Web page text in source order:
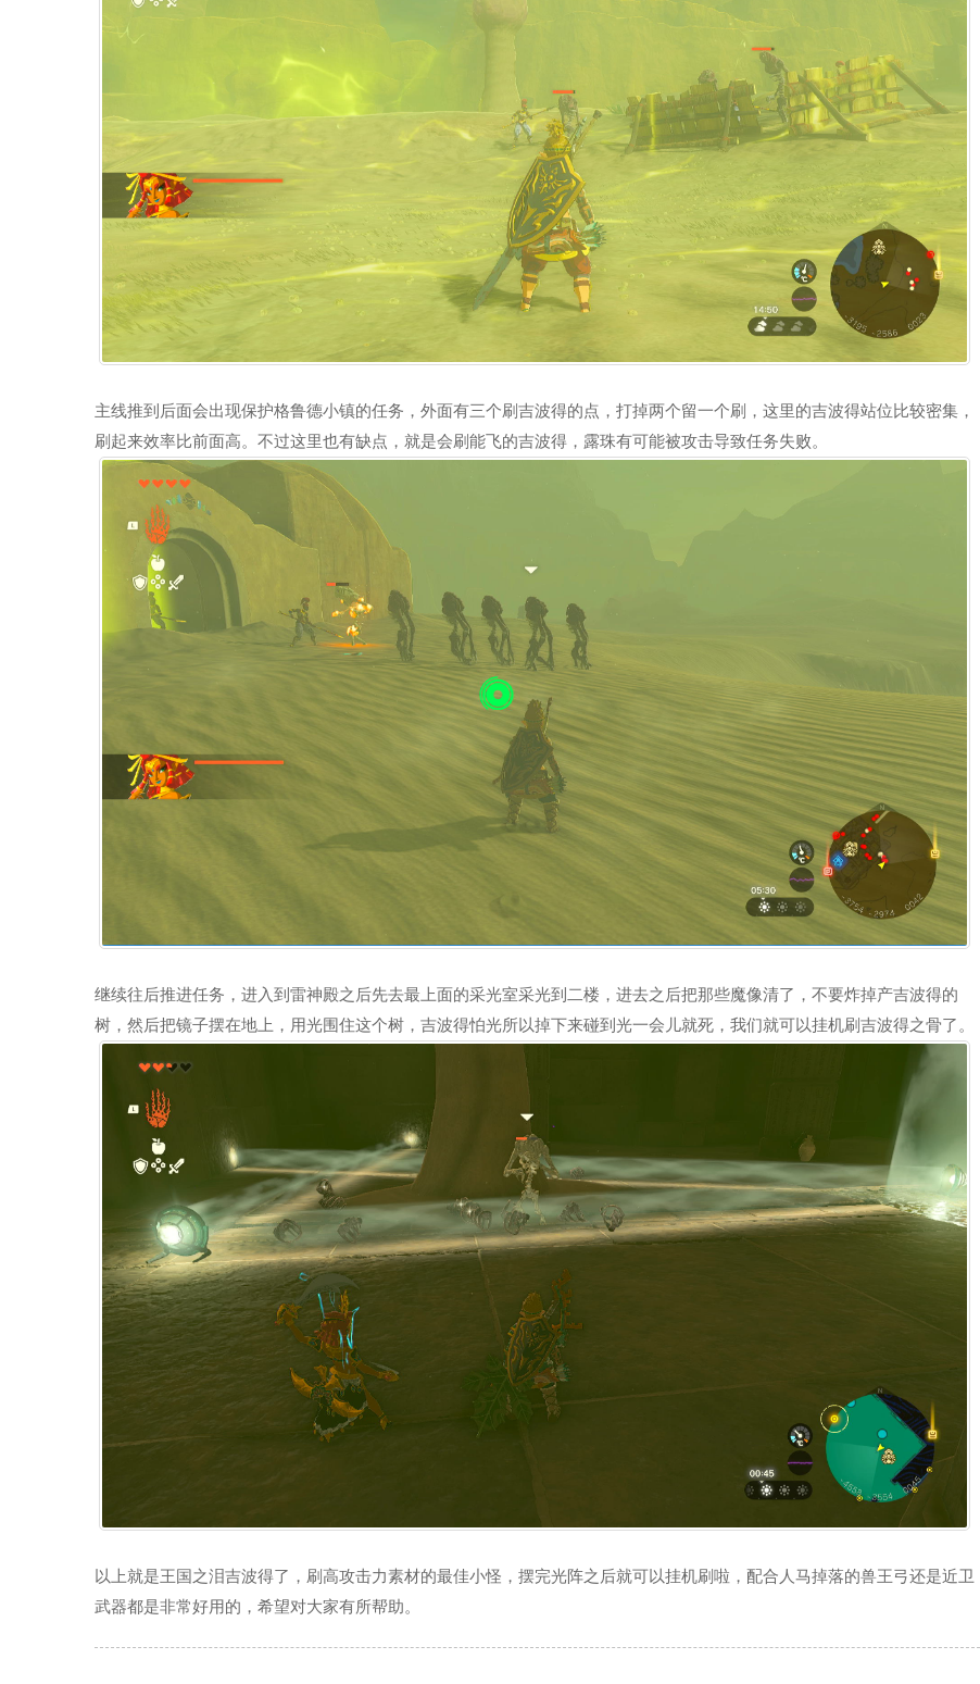
主线推到后面会出现保护格鲁德小镇的任务，外面有三个刷吉波得的点，打掉两个留一个刷，这里的吉波得站位比较密集，
刷起来效率比前面高。不过这里也有缺点，就是会刷能飞的吉波得，露珠有可能被攻击导致任务失败。
继续往后推进任务，进入到雷神殿之后先去最上面的采光室采光到二楼，进去之后把那些魔像清了，不要炸掉产吉波得的
树，然后把镜子摆在地上，用光围住这个树，吉波得怕光所以掉下来碰到光一会儿就死，我们就可以挂机刷吉波得之骨了。
以上就是王国之泪吉波得了，刷高攻击力素材的最佳小怪，摆完光阵之后就可以挂机刷啦，配合人马掉落的兽王弓还是近卫
武器都是非常好用的，希望对大家有所帮助。